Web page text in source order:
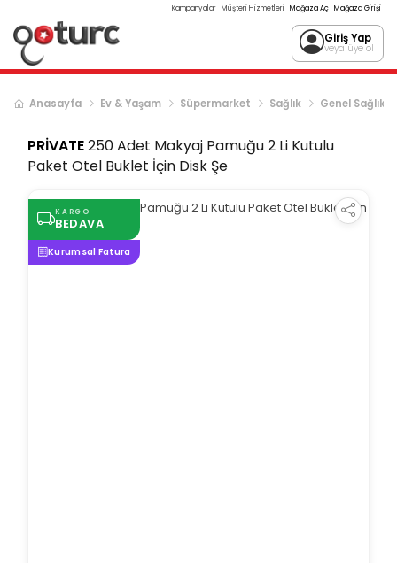
Kampanyalar Müşteri Hizmetleri Mağaza Aç Mağaza Girişi
Giriş Yap
veya üye ol
Anasayfa Ev & Yaşam Süpermarket Sağlık Genel Sağlık
PRİVATE250 Adet Makyaj Pamuğu 2 Li Kutulu
Paket Otel Buklet İçin Disk Şe
KARGO
BEDAVA
Kurumsal Fatura